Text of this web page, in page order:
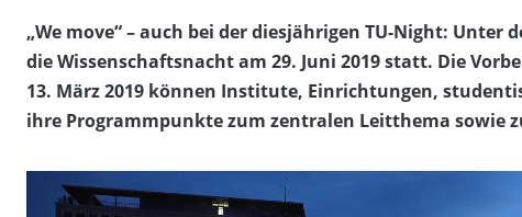
„We move“ – auch bei der diesjährigen TU-Night:
die Wissenschaftsnacht am 29. Juni 2019 statt. Die
13. März 2019 können Institute, Einrichtungen,
ihre Programmpunkte zum zentralen Leitthema sowie